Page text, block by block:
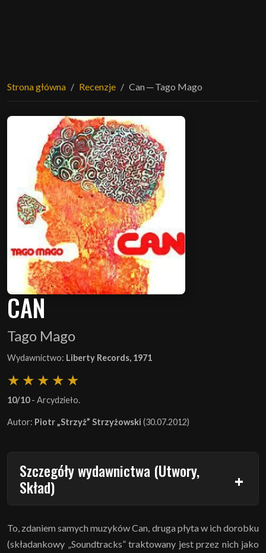
Strona główna Recenzje Can ─ Tago Mago
CAN
Tago Mago
Wydawnictwo: Liberty Records, 1971
10/10- Arcydzieło.
Autor: Piotr „Strzyż” Strzyżowski (30.07.2012)
Szczegóły wydawnictwa (Utwory,
Skład)
To, zdaniem samych muzyków Can, druga płyta w ich dorobku
(składankowy „Soundtracks” traktowany jest przez nich jako